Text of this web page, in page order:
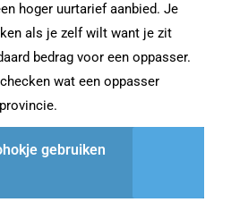
hoger uurtarief aanbied. Je
als je zelf wilt want je zit
bedrag voor een oppasser.
wat een oppasser
gebruiken